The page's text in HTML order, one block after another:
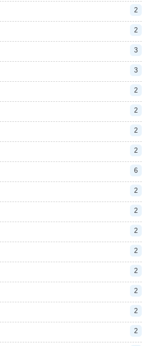
2
2
3
3
2
2
2
2
6
2
2
2
2
2
2
2
2